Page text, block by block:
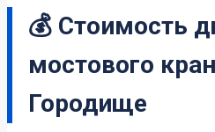
💰 Стоимость
мостового
Городище